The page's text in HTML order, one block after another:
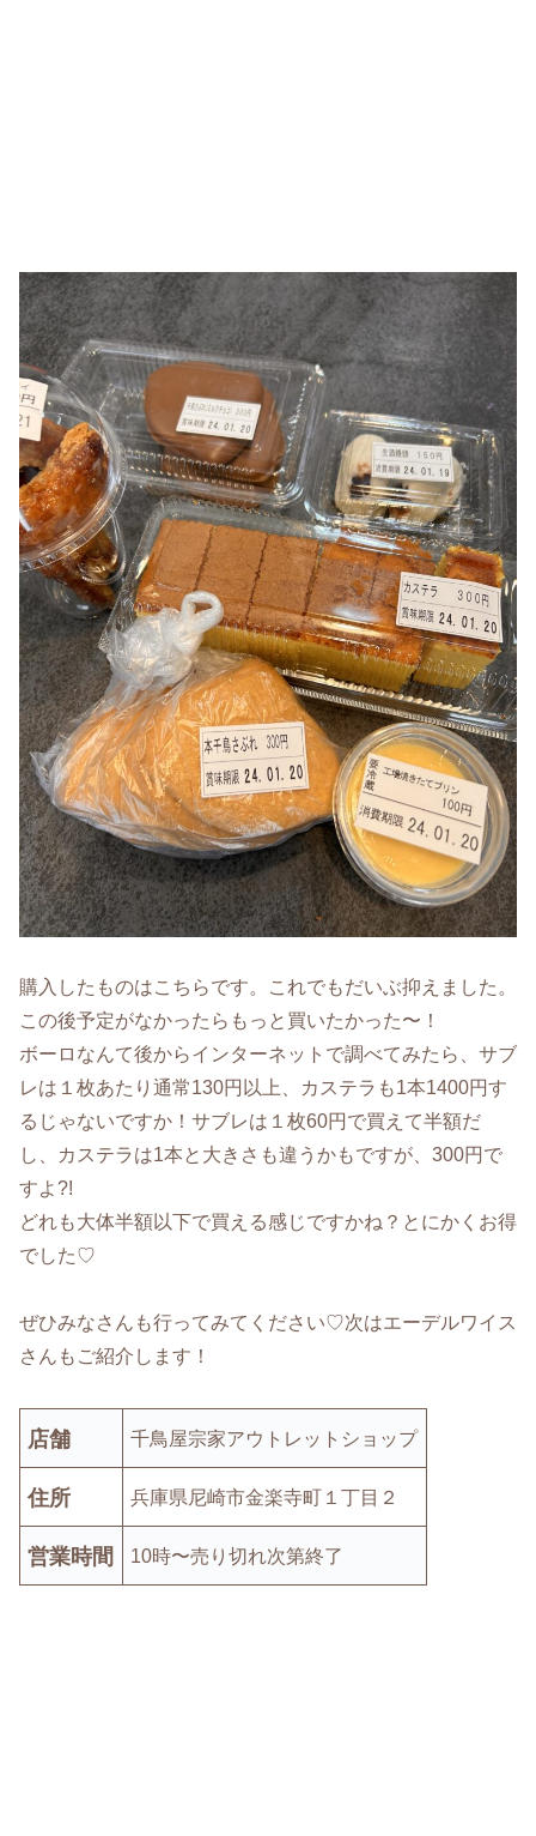
購入したものはこちらです。これでもだいぶ抑えました。
この後予定がなかったらもっと買いたかった〜！
ボーロなんて後からインターネットで調べてみたら、サブ
レは１枚あたり通常130円以上、カステラも1本1400円す
るじゃないですか！サブレは１枚60円で買えて半額だ
し、カステラは1本と大きさも違うかもですが、300円で
すよ?!
どれも大体半額以下で買える感じですかね？とにかくお得
でした♡
ぜひみなさんも行ってみてください♡次はエーデルワイス
さんもご紹介します！
店舗 千鳥屋宗家アウトレットショップ
住所 兵庫県尼崎市金楽寺町１丁目２
営業時間 10時〜売り切れ次第終了